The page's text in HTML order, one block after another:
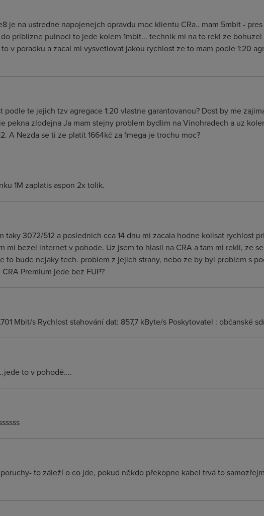
je na ustredne napojenejch opravdu moc klientu CRa.. mam 5mbit -
priblizne pulnoci to jede kolem 1mbit... technik mi na to rekl ze bohuzel
v poradku a zacal mi vysvetlovat jakou rychlost ze to mam podle 1:20
te jejich tzv agregace 1:20 vlastne garantovanou? Dost by me
pekna zlodejna Ja mam stejny problem bydlim na Vinohradech a uz
A Nezda se ti ze platit 1664kč za 1mega je trochu moc?
1M zaplatis aspon 2x tolik.
taky 3072/512 a poslednich cca 14 dnu mi zacala hodne kolisat rychlost
mi bezel internet v pohode. Uz jsem to hlasil na CRA a tam mi rekli, ze
to bude nejaky tech. problem z jejich strany, nebo ze by byl problem s
Premium jede bez FUP?
Mbit/s Rychlost stahování dat: 857,7 kByte/s Poskytovatel : občanské
to v pohodě....
to záleží o co jde, pokud někdo překopne kabel trvá to